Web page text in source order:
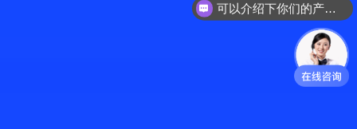
可以介绍下你们的产品么